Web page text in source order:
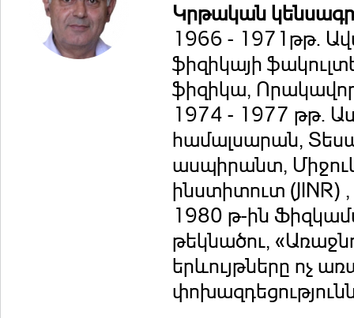
Կրթական
1966 - 1971թթ.
ֆիզիկայի
ֆիզիկա,
1974 - 1977 թթ.
համալսարան,
ասպիրանտ,
ինստիտուտ
1980 թ-ին
թեկնածու,
երևույթները ոչ